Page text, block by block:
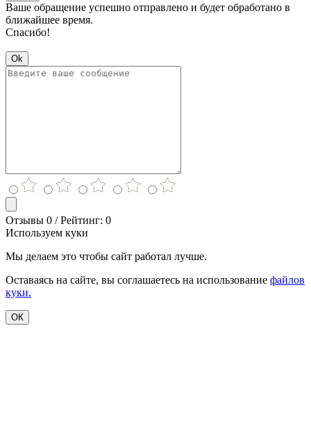
Ваше обращение успешно отправлено и будет обработано в
ближайшее время.
Спасибо!
Ok
Отзывы 0 / Рейтинг: 0
Используем куки
Мы делаем это чтобы сайт работал лучше.
Оставаясь на сайте, вы соглашаетесь на использование файлов
куки.
ОК